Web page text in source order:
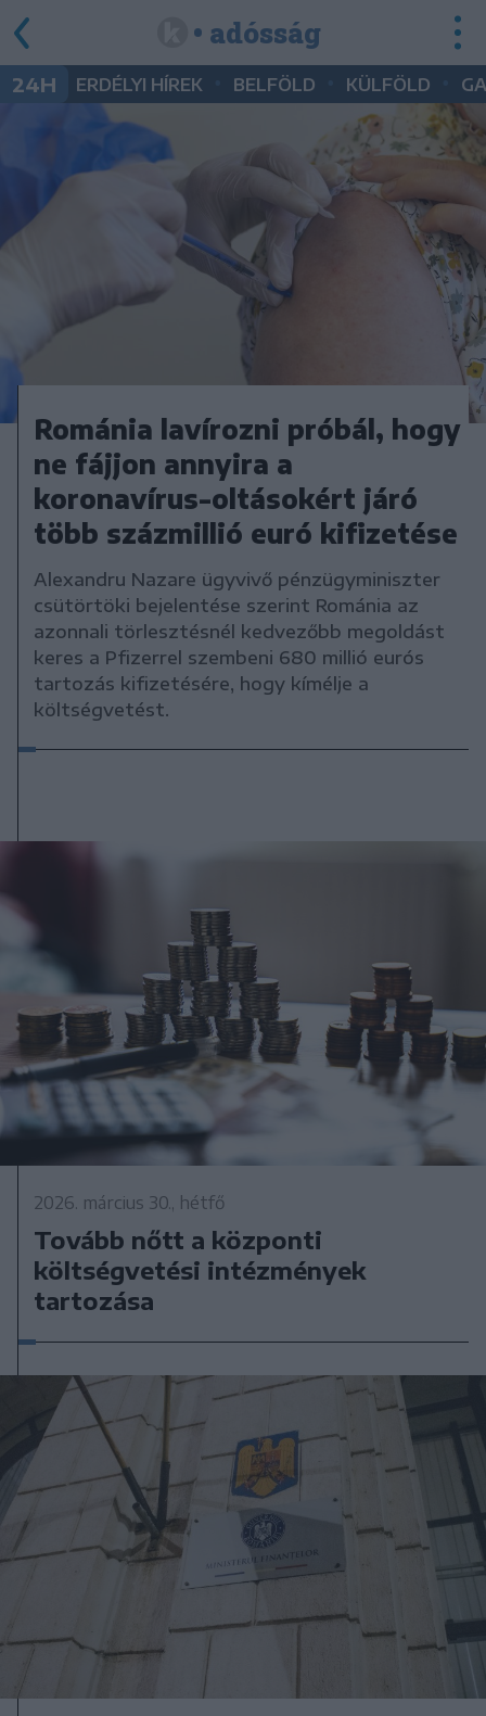
• adósság
24H ERDÉLYI HÍREK BELFÖLD KÜLFÖLD
Románia lavírozni próbál, hogy
ne fájjon annyira a
koronavírus-oltásokért járó
több százmillió euró kifizetése
Alexandru Nazare ügyvivő pénzügyminiszter
csütörtöki bejelentése szerint Románia az
azonnali törlesztésnél kedvezőbb megoldást
keres a Pfizerrel szembeni 680 millió eurós
tartozás kifizetésére, hogy kímélje a
költségvetést.
2026. március 30., hétfő
Tovább nőtt a központi
költségvetési intézmények
tartozása